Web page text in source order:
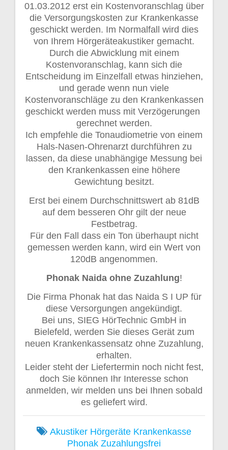
01.03.2012 erst ein Kostenvoranschlag über
die Versorgungskosten zur Krankenkasse
geschickt werden. Im Normalfall wird dies
von Ihrem Hörgeräteakustiker gemacht.
Durch die Abwicklung mit einem
Kostenvoranschlag, kann sich die
Entscheidung im Einzelfall etwas hinziehen,
und gerade wenn nun viele
Kostenvoranschläge zu den Krankenkassen
geschickt werden muss mit Verzögerungen
gerechnet werden.
Ich empfehle die Tonaudiometrie von einem
Hals-Nasen-Ohrenarzt durchführen zu
lassen, da diese unabhängige Messung bei
den Krankenkassen eine höhere
Gewichtung besitzt.
Erst bei einem Durchschnittswert ab 81dB
auf dem besseren Ohr gilt der neue
Festbetrag.
Für den Fall dass ein Ton überhaupt nicht
gemessen werden kann, wird ein Wert von
120dB angenommen.
Phonak Naida ohne Zuzahlung!
Die Firma Phonak hat das Naida S I UP für
diese Versorgungen angekündigt.
Bei uns, SIEG HörTechnic GmbH in
Bielefeld, werden Sie dieses Gerät zum
neuen Krankenkassensatz ohne Zuzahlung,
erhalten.
Leider steht der Liefertermin noch nicht fest,
doch Sie können Ihr Interesse schon
anmelden, wir melden uns bei Ihnen sobald
es geliefert wird.
Akustiker Hörgeräte Krankenkasse
Phonak Zuzahlungsfrei